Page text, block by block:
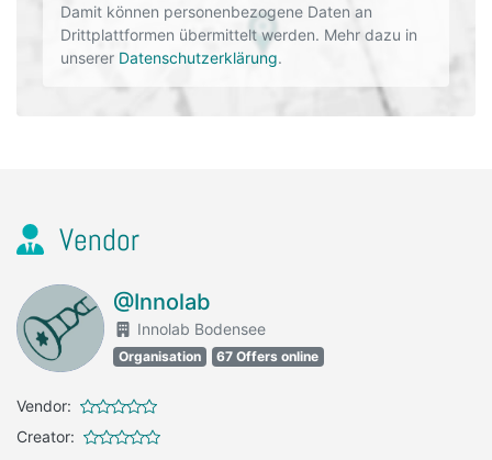
Damit können personenbezogene Daten an
Drittplattformen übermittelt werden. Mehr dazu in
unserer Datenschutzerklärung.
Vendor
@Innolab
Innolab Bodensee
Organisation 67 Offers online
Vendor:
Creator: